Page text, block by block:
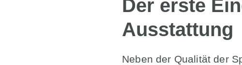
Der erste
Ausstattung
Neben der Qualität der